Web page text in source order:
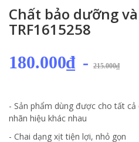
Chất bảo dưỡng
TRF1615258
180.000₫ - 215.000₫
- Sản phẩm dùng được cho tất
nhãn hiệu khác nhau
- Chai dạng xịt tiện lợi, nhỏ gọn